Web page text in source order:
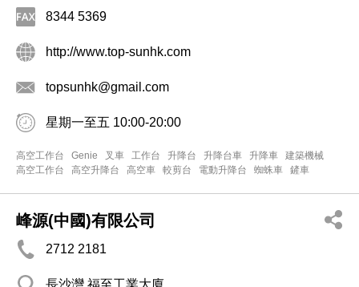
8344 5369
http://www.top-sunhk.com
topsunhk@gmail.com
星期一至五 10:00-20:00
高空工作台 Genie 叉車 工作台 升降台 升降台車 升降車
建築機械
高空工作台
高空升降台 高空車 較剪台 電動升降台 蜘蛛車 鏟車
峰源(中國)有限公司
2712 2181